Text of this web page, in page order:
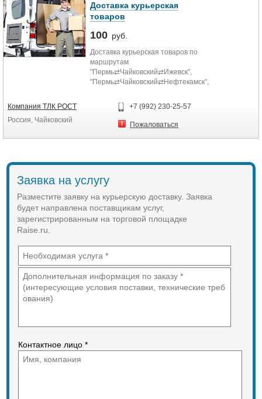
Имея в собственности парк
транспортных средств, мы
способны обеспечить
грузов даже на дальние
расстояния. За время
существования наша компания
обзавелась множеством
рекомендаций, а также партнеров
среди крупнейших предприятий.
Основные маршруты
"Пермь⇄Чайковский⇄Нефтекамск",
"Ижевск⇄Чайковский⇄Нефтекамск";
Срок доставки грузов по указанным
маршрутам всего за 1 сутки.
Доставка курьерская
товаров
100 руб.
Доставка курьерская товаров по
маршрутам
"Пермь⇄Чайковский⇄Ижевск",
"Пермь⇄Чайковский⇄Нефтекамск",
всего за 1 сутки.
Компания ТЛК РОСТ
Россия, Чайковский
+7 (992) 230-25-57
Пожаловаться
Заявка на услугу
Разместите заявку на курьерскую доставку. Заявка
будет направлена поставщикам услуг,
зарегистрированным на торговой площадке
Raise.ru.
Контактное лицо *